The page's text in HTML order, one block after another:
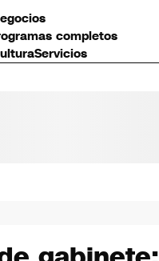
completos
Servicios